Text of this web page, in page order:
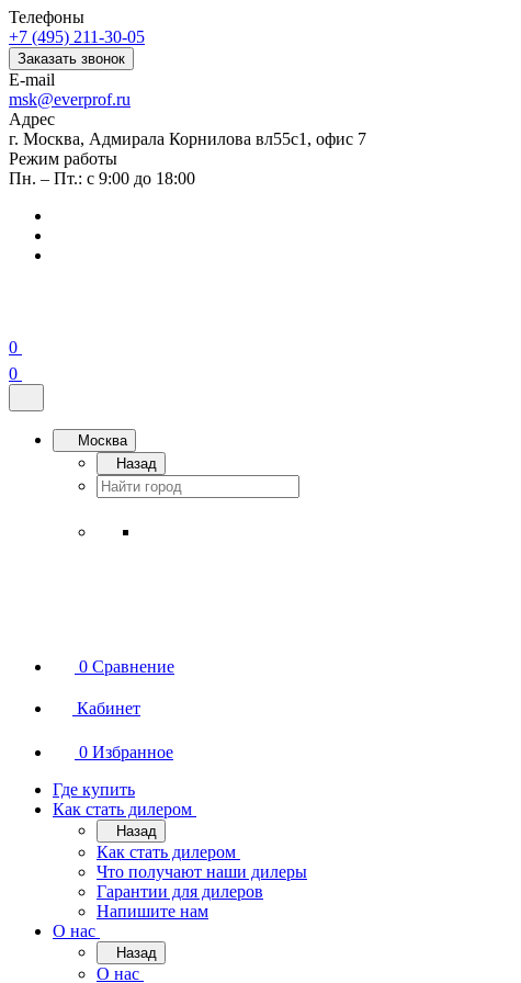
Телефоны
+7 (495) 211-30-05
Заказать звонок
E-mail
msk@everprof.ru
Адрес
г. Москва, Адмирала Корнилова вл55с1, офис 7
Режим работы
Пн. – Пт.: с 9:00 до 18:00
0
0
Москва
Назад
0 Сравнение
Кабинет
0 Избранное
Где купить
Как стать дилером
Назад
Как стать дилером
Что получают наши дилеры
Гарантии для дилеров
Напишите нам
О нас
Назад
О нас